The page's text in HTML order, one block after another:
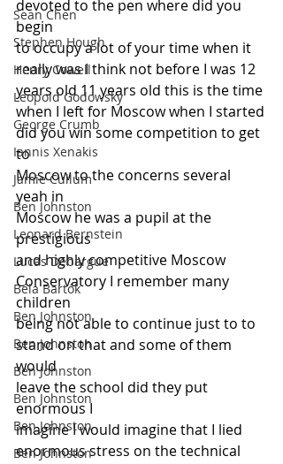
Sean Chen
Stephen Hough
Henry Cowell
Leopold Godowsky
George Crumb
Iannis Xenakis
Jamie Cullum
Ben Johnston
Leonard Bernstein
Lucas Debargue
Béla Bartók
Ben Johnston
Ben Johnston
Ben Johnston
Ben Johnston
Ben Johnston
Ben Johnston
devoted to the pen where did you
begin
to occupy a lot of your time when it
really was I think not before I was 12
years old 11 years old this is the time
when I left for Moscow when I started
did you win some competition to get
to
Moscow to the concerns several
yeah in
Moscow he was a pupil at the
prestigious
and highly competitive Moscow
Conservatory I remember many
children
being not able to continue just to to
stand on that and some of them
would
leave the school did they put
enormous I
imagine I would imagine that I lied
enormous stress on the technical